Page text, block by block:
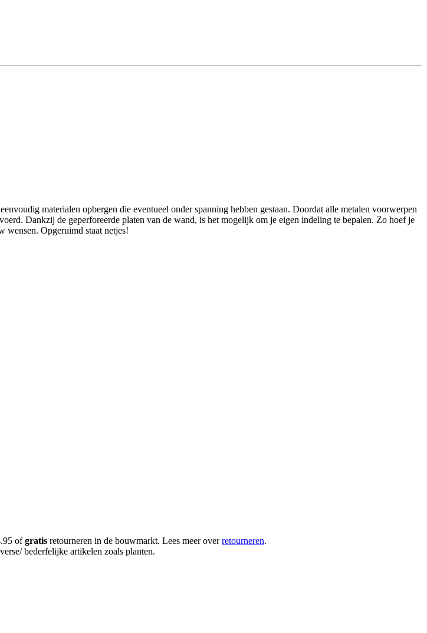
materialen opbergen die eventueel onder spanning hebben gestaan. Doordat alle metalen voorwerpen
Dankzij de geperforeerde platen van de wand, is het mogelijk om je eigen indeling te bepalen. Zo hoef je
wensen. Opgeruimd staat netjes!
ofgratis retourneren in de bouwmarkt. Lees meer overretourneren.
bederfelijke artikelen zoals planten.